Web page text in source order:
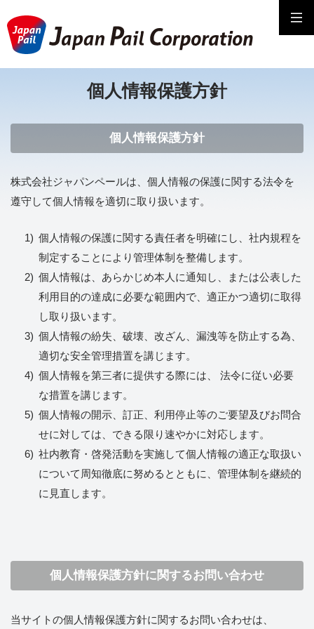
個人情報保護方針
個人情報保護方針
株式会社ジャパンペールは、個人情報の保護に関する法令を
遵守して個人情報を適切に取り扱います。
個人情報の保護に関する責任者を明確にし、社内規程を
制定することにより管理体制を整備します。
個人情報は、あらかじめ本人に通知し、または公表した
利用目的の達成に必要な範囲内で、適正かつ適切に取得
し取り扱います。
個人情報の紛失、破壊、改ざん、漏洩等を防止する為、
適切な安全管理措置を講じます。
個人情報を第三者に提供する際には、 法令に従い必要
な措置を講じます。
個人情報の開示、訂正、利用停止等のご要望及びお問合
せに対しては、できる限り速やかに対応します。
社内教育・啓発活動を実施して個人情報の適正な取扱い
について周知徹底に努めるとともに、管理体制を継続的
に見直します。
個人情報保護方針に関するお問い合わせ
当サイトの個人情報保護方針に関するお問い合わせは、